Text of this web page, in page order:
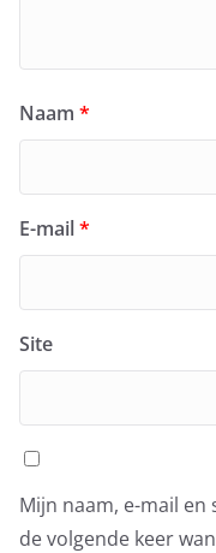
Naam *
E-mail*
Site
Mijn naam, e-mail
de volgende keer